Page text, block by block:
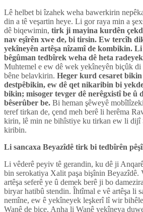
Lê helbet bi îzahek weha bawerkirin
din a tê veşartin heye. Li gor raya min a
dê biqewimin, tirk ji mayina kurdên
nav eşîrên xwe de, bi tirsin. Ew tercîh
yekîneyên artêşa nîzamî de kombikin.
bêgûman tedbîrek weha dê heta
Muhtemel e ew dê wek yekîneyên biçûk di
bêne belavkirin. Heger kurd cesaret
destpêbikin, ew dê qet nikaribin bi
bikin; misoger tevger dê nerêgxistî be û
bêserûber be. Bi heman şêweyê
teref tirkan de, çend meh berê li herêma
kirin, lê min ne bihîstiye ku tirkan ew li dijî
kiribin.
Li sancaxa Beyazîdê tirk bi tedbîrên
Li vêderê peyiv tê gerandin, ku dê ji
bin serokatiya Xalit paşa bişînin Beyazîdê.
artêşa seferê ye û demek berê ji bo
biryar hatibû stendin. Îhtîmal e vê artêşa li
nemîne, ew ê yekîneyek leşkerî lî wir
Wanê de biçe. Anha li Wanê yekîneya